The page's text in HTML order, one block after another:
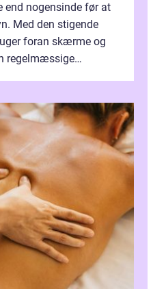
end nogensinde før at
Med den stigende
foran skærme og
regelmæssige